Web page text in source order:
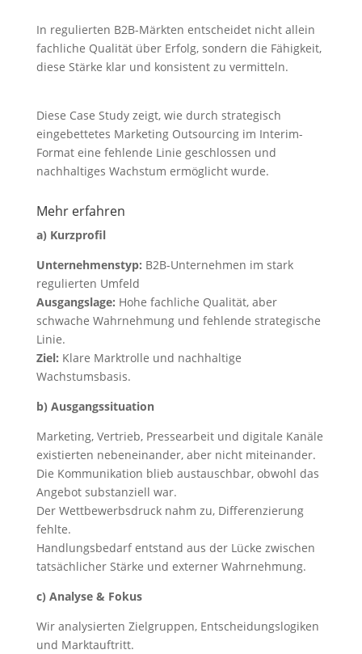
In regulierten B2B-Märkten entscheidet nicht allein
fachliche Qualität über Erfolg, sondern die Fähigkeit,
diese Stärke klar und konsistent zu vermitteln.
Diese Case Study zeigt, wie durch strategisch
eingebettetes Marketing Outsourcing im Interim-
Format eine fehlende Linie geschlossen und
nachhaltiges Wachstum ermöglicht wurde.
Mehr erfahren
a) Kurzprofil
Unternehmenstyp: B2B-Unternehmen im stark
regulierten Umfeld
Ausgangslage: Hohe fachliche Qualität, aber
schwache Wahrnehmung und fehlende strategische
Linie.
Ziel: Klare Marktrolle und nachhaltige
Wachstumsbasis.
b) Ausgangssituation
Marketing, Vertrieb, Pressearbeit und digitale Kanäle
existierten nebeneinander, aber nicht miteinander.
Die Kommunikation blieb austauschbar, obwohl das
Angebot substanziell war.
Der Wettbewerbsdruck nahm zu, Differenzierung
fehlte.
Handlungsbedarf entstand aus der Lücke zwischen
tatsächlicher Stärke und externer Wahrnehmung.
c) Analyse & Fokus
Wir analysierten Zielgruppen, Entscheidungslogiken
und Marktauftritt.